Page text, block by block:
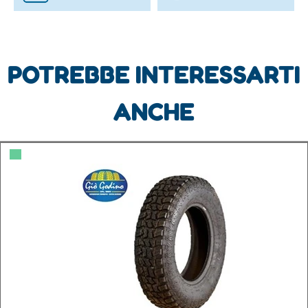
POTREBBE INTERESSARTI
ANCHE
▀